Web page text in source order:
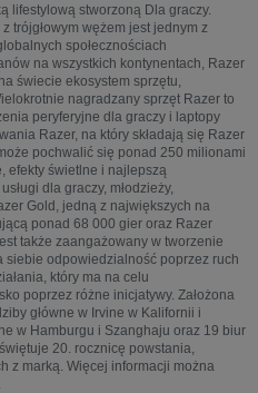
lifestylową stworzoną Dla graczy.
trójgłowym wężem jest jednym z
społecznościach
na wszystkich kontynentach, Razer
świecie ekosystem sprzętu,
nagradzany sprzęt Razer to
peryferyjne dla graczy i laptopy
Razer, na który składają się Razer
pochwalić się ponad 250 milionami
efekty świetlne i najlepszą
dla graczy, młodzieży,
Gold, jedną z największych na
ponad 68 000 gier oraz Razer
także zaangażowany w tworzenie
siebie odpowiedzialność poprzez ruch
który ma na celu
poprzez różne inicjatywy. Założona
główne w Irvine w Kalifornii i
w Hamburgu i Szanghaju oraz 19 biur
20. rocznicę powstania,
z marką. Więcej informacji można